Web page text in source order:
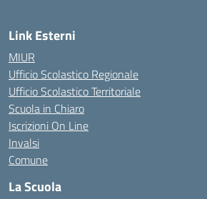
Link Esterni
MIUR
Ufficio Scolastico Regionale
Ufficio Scolastico Territoriale
Scuola in Chiaro
Iscrizioni On Line
Invalsi
Comune
La Scuola